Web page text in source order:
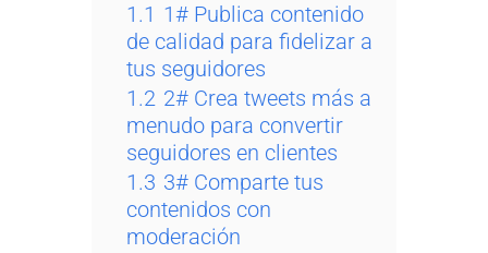
1.1 1# Publica contenido
de calidad para fidelizar a
tus seguidores
1.2 2# Crea tweets más a
menudo para convertir
seguidores en clientes
1.3 3# Comparte tus
contenidos con
moderación